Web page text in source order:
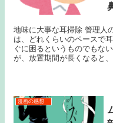
地味に大事な耳掃除 管理人
は、どれくらいのペースで
ぐに困るというものでもな
が、放置期間が長くなると
漫画の感想